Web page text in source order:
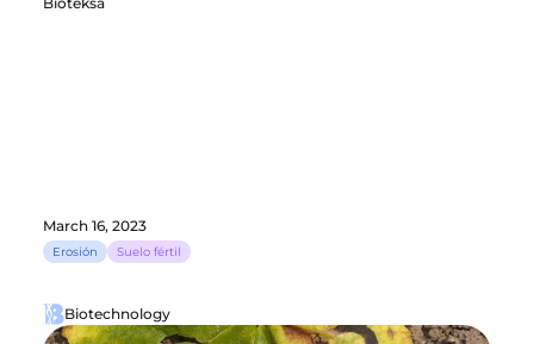
March 16, 2023
Erosión Suelo fértil
Biotechnology